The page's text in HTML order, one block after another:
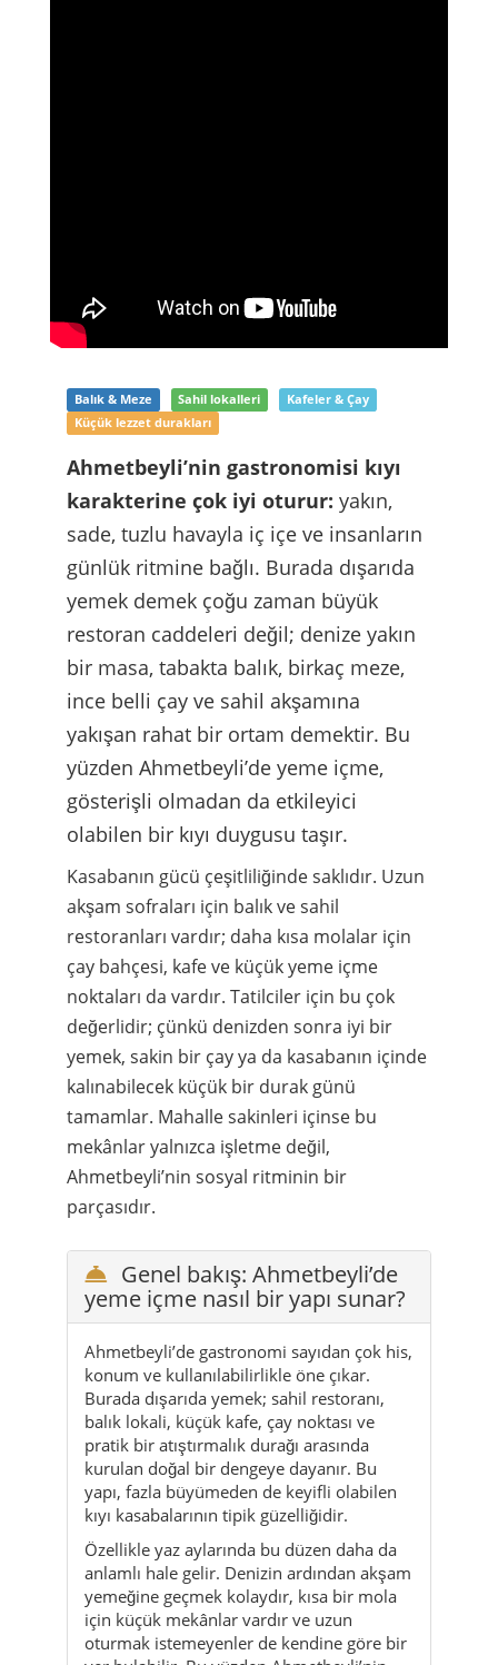
Küçük lezzet durakları
Ahmetbeyli’nin gastronomisi kıyı
karakterine çok iyi oturur:yakın,
sade, tuzlu havayla iç içe ve insanların
yemek demek çoğu zaman büyük
restoran caddeleri değil; denize yakın
bir masa, tabakta balık, birkaç meze,
ince belli çay ve sahil akşamına
yakışan rahat bir ortam demektir. Bu
yüzden Ahmetbeyli’de yeme içme,
gösterişli olmadan da etkileyici
olabilen bir kıyı duygusu taşır.
Kasabanın gücü çeşitliliğinde saklıdır. Uzun
akşam sofraları için balık ve sahil
restoranları vardır; daha kısa molalar için
çay bahçesi, kafe ve küçük yeme içme
noktaları da vardır. Tatilciler için bu çok
değerlidir; çünkü denizden sonra iyi bir
yemek, sakin bir çay ya da kasabanın içinde
kalınabilecek küçük bir durak günü
tamamlar. Mahalle sakinleri içinse bu
mekânlar yalnızca işletme değil,
Ahmetbeyli’nin sosyal ritminin bir
parçasıdır.
Genel bakış: Ahmetbeyli’de
yeme içme nasıl bir yapı sunar?
konum ve kullanılabilirlikle öne çıkar.
Burada dışarıda yemek; sahil restoranı,
balık lokali, küçük kafe, çay noktası ve
pratik bir atıştırmalık durağı arasında
kurulan doğal bir dengeye dayanır. Bu
yapı, fazla büyümeden de keyifli olabilen
kıyı kasabalarının tipik güzelliğidir.
Özellikle yaz aylarında bu düzen daha da
anlamlı hale gelir. Denizin ardından akşam
yemeğine geçmek kolaydır, kısa bir mola
için küçük mekânlar vardır ve uzun
oturmak istemeyenler de kendine göre bir
yer bulabilir. Bu yüzden Ahmetbeyli’nin
gastronomisi yalnızca restoran sayısıyla
değil, günün farklı anlarına uyumuyla
değer kazanır.
Bu sayfa da o yüzden tek bir tür mekâna